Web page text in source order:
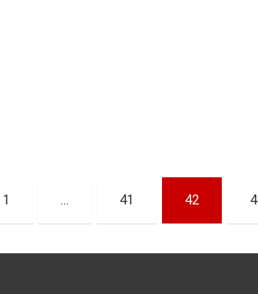
1 … 41 42